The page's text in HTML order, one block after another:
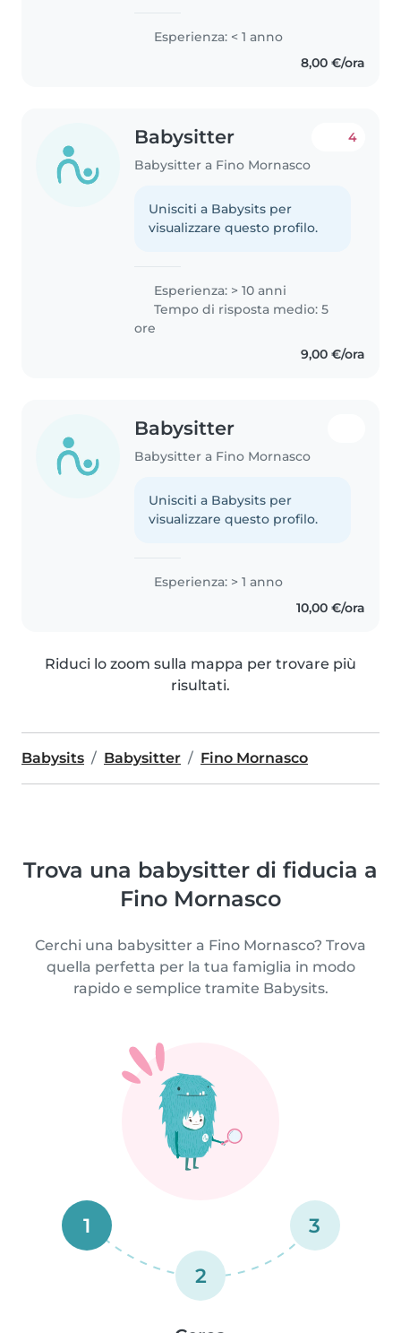
Relazioni Internazionali. Sono
una ragazza solare, paziente e
Esperienza: < 1 anno
8,00 €/ora
Babysitter
Babysitter a Fino Mornasco
4
Unisciti a Babysits per
visualizzare questo profilo.
Esperienza: > 10 anni
Tempo di risposta medio: 5
ore
9,00 €/ora
Babysitter
Babysitter a Fino Mornasco
Unisciti a Babysits per
visualizzare questo profilo.
Esperienza: > 1 anno
10,00 €/ora
Riduci lo zoom sulla mappa per trovare più
risultati.
Babysits Babysitter Fino Mornasco
Trova una babysitter di fiducia a
Fino Mornasco
Cerchi una babysitter a Fino Mornasco? Trova
quella perfetta per la tua famiglia in modo
rapido e semplice tramite Babysits.
1
2
3